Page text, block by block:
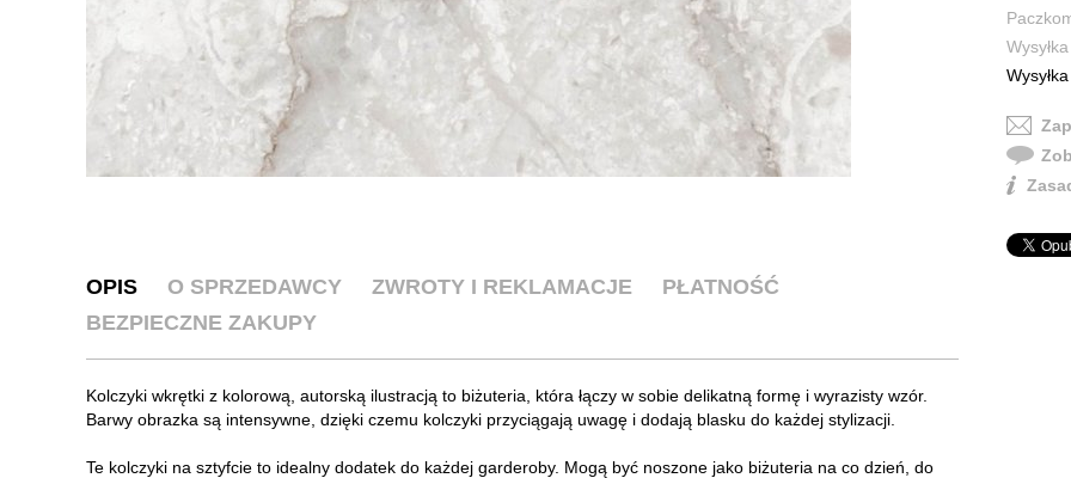
OPIS O SPRZEDAWCY ZWROTY I REKLAMACJE
PŁATNOŚĆ
BEZPIECZNE ZAKUPY
Kolczyki wkrętki z kolorową, autorską ilustracją to biżuteria, która łączy w sobie delikatną formę i wyrazisty wzór.
Barwy obrazka są intensywne, dzięki czemu kolczyki przyciągają uwagę i dodają blasku do każdej stylizacji.
Te kolczyki na sztyfcie to idealny dodatek do każdej garderoby. Mogą być noszone jako biżuteria na co dzień, do